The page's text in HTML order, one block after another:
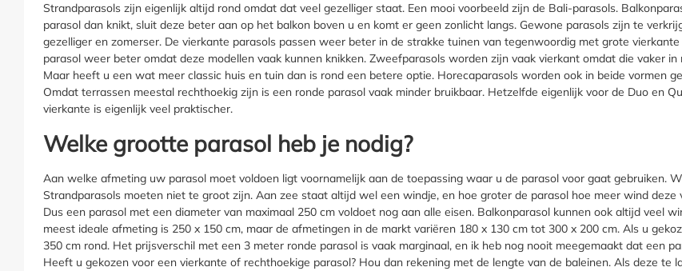
Strandparasols zijn eigenlijk altijd rond omdat dat veel gezelliger staat. Een mooi voorbeeld zijn de Bali-parasols.
parasol dan knikt, sluit deze beter aan op het balkon boven u en komt er geen zonlicht langs. Gewone parasols zijn te
gezelliger en zomerser. De vierkante parasols passen weer beter in de strakke tuinen van tegenwoordig met grote
parasol weer beter omdat deze modellen vaak kunnen knikken. Zweefparasols worden zijn vaak vierkant omdat die vaker
Maar heeft u een wat meer classic huis en tuin dan is rond een betere optie. Horecaparasols worden ook in beide vormen
Omdat terrassen meestal rechthoekig zijn is een ronde parasol vaak minder bruikbaar. Hetzelfde eigenlijk voor de Duo en
vierkante is eigenlijk veel praktischer.
Welke grootte parasol heb je nodig?
Aan welke afmeting uw parasol moet voldoen ligt voornamelijk aan de toepassing waar u de parasol voor gaat gebruiken.
Strandparasols moeten niet te groot zijn. Aan zee staat altijd wel een windje, en hoe groter de parasol hoe meer wind
Dus een parasol met een diameter van maximaal 250 cm voldoet nog aan alle eisen. Balkonparasol kunnen ook altijd veel
meest ideale afmeting is 250 x 150 cm, maar de afmetingen in de markt variëren 180 x 130 cm tot 300 x 200 cm. Als u
350 cm rond. Het prijsverschil met een 3 meter ronde parasol is vaak marginaal, en ik heb nog nooit meegemaakt dat een
Heeft u gekozen voor een vierkante of rechthoekige parasol? Hou dan rekening met de lengte van de baleinen. Als deze